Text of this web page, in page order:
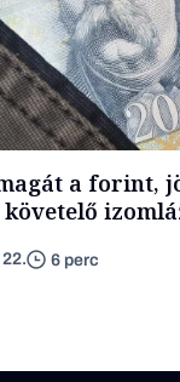
a forint,
6 perc